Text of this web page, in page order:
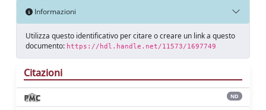
Informazioni
Utilizza questo identificativo per citare o creare un link a questo
documento: https://hdl.handle.net/11573/1697749
Citazioni
ND